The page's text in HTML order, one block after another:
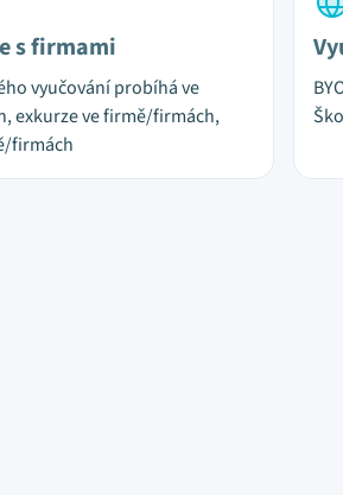
s firmami
vyučování probíhá ve
exkurze ve firmě/firmách,
firmách